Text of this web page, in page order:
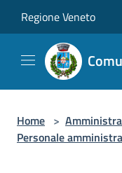
Regione Veneto
Home >
Personale